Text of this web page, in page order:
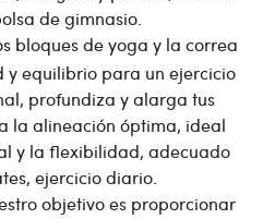
de gimnasio.
bloques de yoga y la correa
equilibrio para un ejercicio
profundiza y alarga tus
la alineación óptima, ideal
y la flexibilidad, adecuado
ejercicio diario.
objetivo es proporcionar